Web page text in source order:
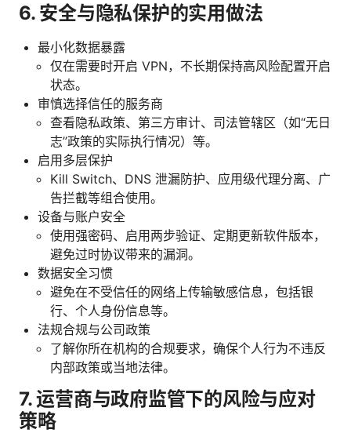
6. 安全与隐私保护的实用做法
最小化数据暴露
仅在需要时开启 VPN，不长期保持高风险配置开启
状态。
审慎选择信任的服务商
查看隐私政策、第三方审计、司法管辖区（如“无日
志”政策的实际执行情况）等。
启用多层保护
Kill Switch、DNS 泄漏防护、应用级代理分离、广
告拦截等组合使用。
设备与账户安全
使用强密码、启用两步验证、定期更新软件版本，
避免过时协议带来的漏洞。
数据安全习惯
避免在不受信任的网络上传输敏感信息，包括银
行、个人身份信息等。
法规合规与公司政策
了解你所在机构的合规要求，确保个人行为不违反
内部政策或当地法律。
7. 运营商与政府监管下的风险与应对
策略